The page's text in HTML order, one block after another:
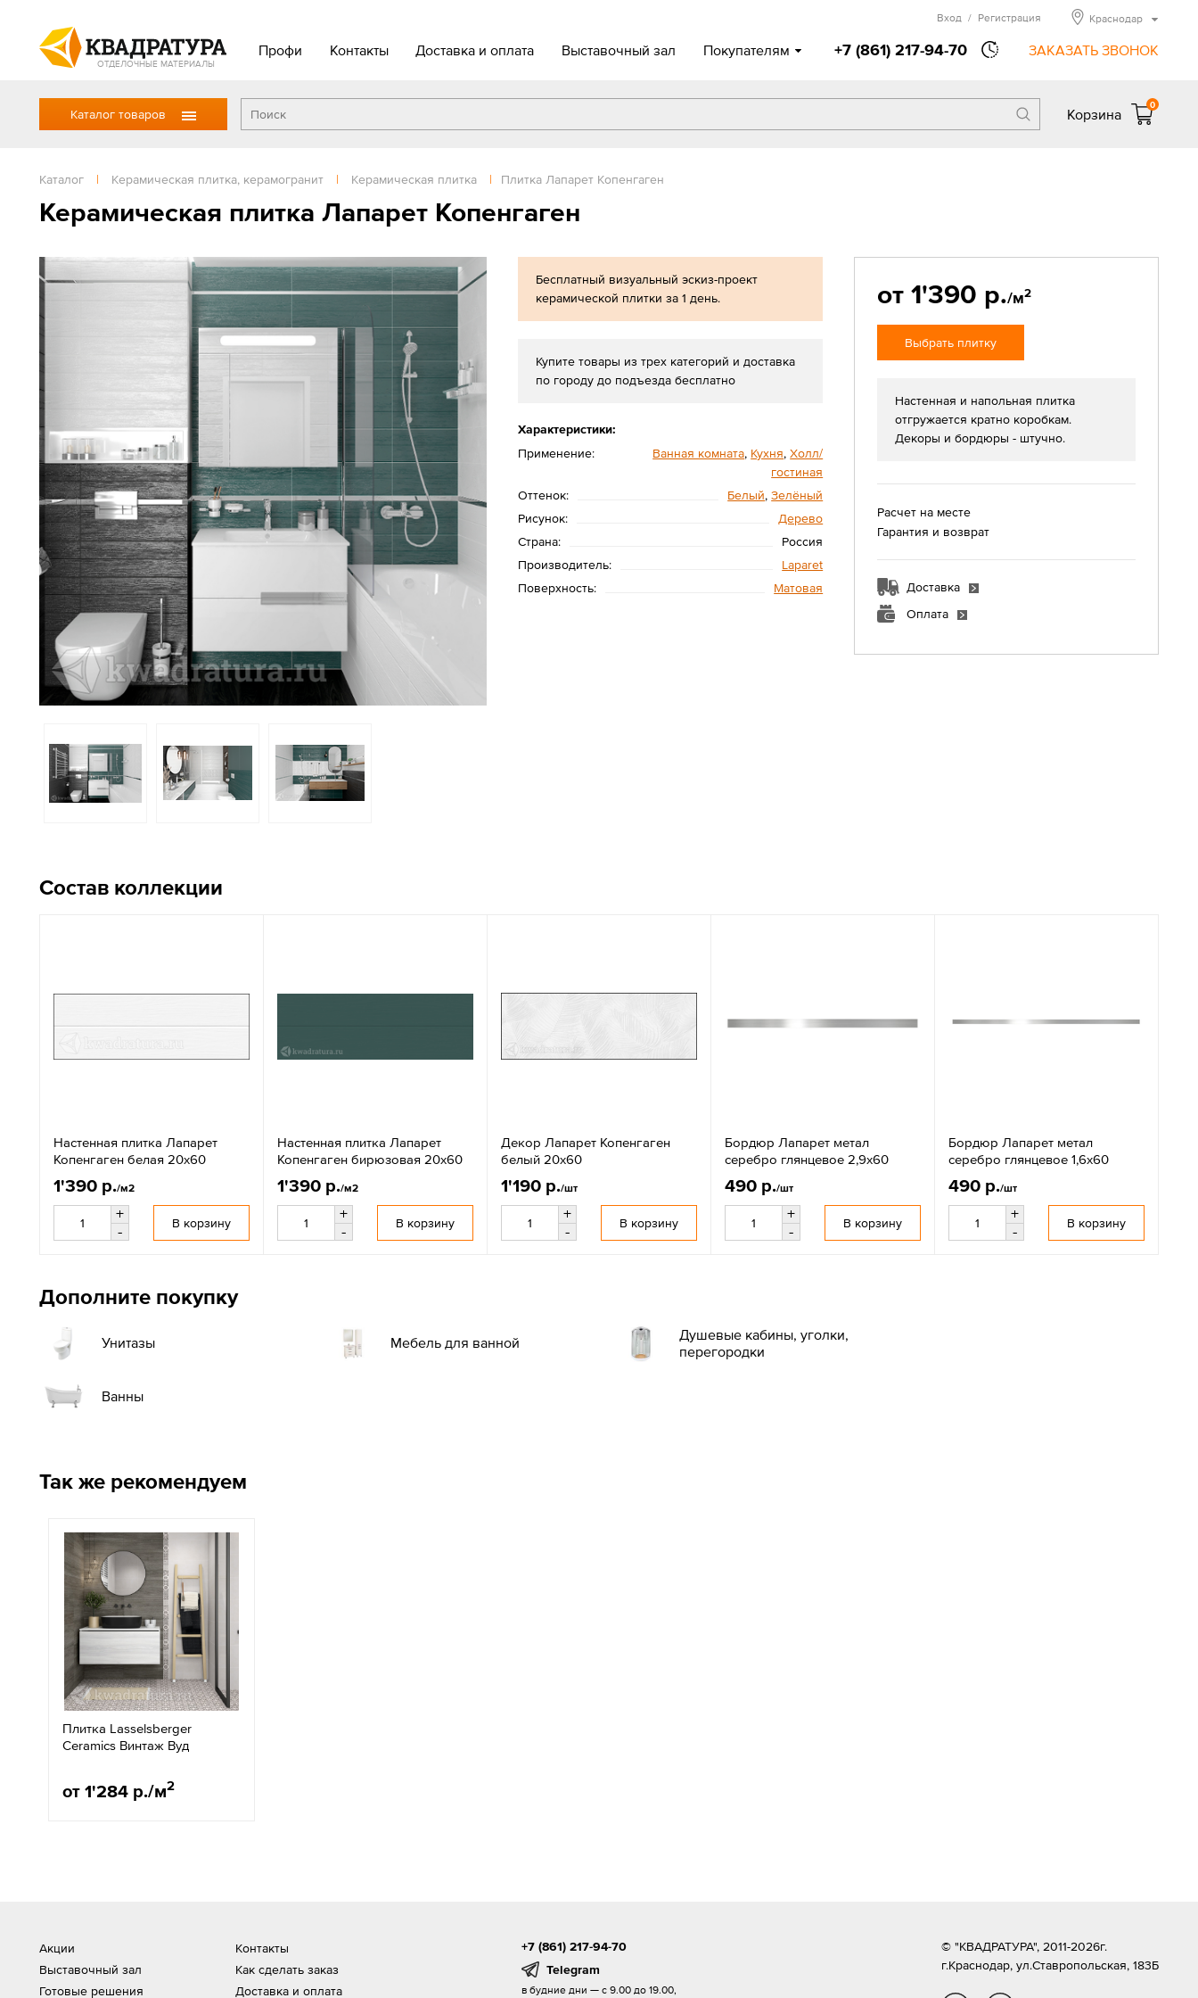
ОТДЕЛОЧНЫЕ МАТЕРИАЛЫ
Профи Контакты Доставка и оплата Выставочный зал Покупателям +7 (861) 217-94-70 ЗАКАЗАТЬ ЗВОНОК
Вход / Регистрация Краснодар
Каталог товаров Корзина
0
Каталог | Керамическая плитка, керамогранит | Керамическая плитка | Плитка Лапарет Копенгаген
Керамическая плитка Лапарет Копенгаген
Бесплатный визуальный эскиз-проект
керамической плитки за 1 день.
Купите товары из трех категорий и доставка
по городу до подъезда бесплатно
Характеристики:
Применение:
Ванная комната, Кухня,Холл/
гостиная
Оттенок:
Белый,Зелёный
Рисунок:
Дерево
Страна:
Россия
Производитель:
Laparet
Поверхность:
Матовая
от 1'390 р./м2
Выбрать плитку
Настенная и напольная плитка
отгружается кратно коробкам.
Декоры и бордюры - штучно.
Расчет на месте
Гарантия и возврат
Доставка
Оплата
Состав коллекции
Настенная плитка Лапарет
Копенгаген белая 20x60
1'390 р./м2
+
-
В корзину
Настенная плитка Лапарет
Копенгаген бирюзовая 20x60
1'390 р./м2
+
-
В корзину
Декор Лапарет Копенгаген
белый 20x60
1'190 р./шт
+
-
В корзину
Бордюр Лапарет метал
серебро глянцевое 2,9x60
490 р./шт
+
-
В корзину
Бордюр Лапарет метал
серебро глянцевое 1,6x60
490 р./шт
+
-
В корзину
Дополните покупку
Унитазы Мебель для ванной
Душевые кабины, уголки,
перегородки
Ванны
Так же рекомендуем
Плитка Lasselsberger
Ceramics Винтаж Вуд
от 1'284 р./м2
Акции
Выставочный зал
Готовые решения
Контакты
Как сделать заказ
Доставка и оплата
+7 (861) 217-94-70
Telegram
в будние дни — с 9.00 до 19.00,
© "КВАДРАТУРА", 2011-2026г.
г.Краснодар, ул.Ставропольская, 183Б